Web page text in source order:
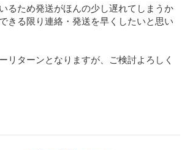
るため発送がほんの少し遅れてしまうか
きる限り連絡・発送を早くしたいと思い
リターンとなりますが、ご検討よろしく